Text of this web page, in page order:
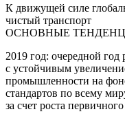
К движущей силе
чистый транспорт
ОСНОВНЫЕ
2019 год: очередной год
с устойчивым
промышленности на
стандартов по всему
за счет роста